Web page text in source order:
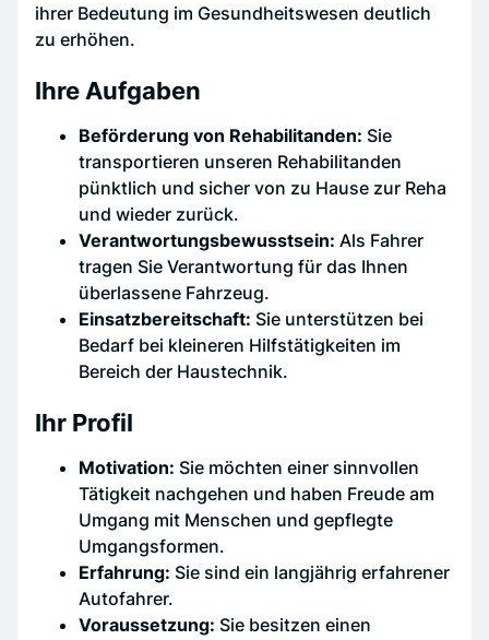
ihrer Bedeutung im Gesundheitswesen deutlich
zu erhöhen.
Ihre Aufgaben
Beförderung von Rehabilitanden: Sie
transportieren unseren Rehabilitanden
pünktlich und sicher von zu Hause zur Reha
und wieder zurück.
Verantwortungsbewusstsein: Als Fahrer
tragen Sie Verantwortung für das Ihnen
überlassene Fahrzeug.
Einsatzbereitschaft: Sie unterstützen bei
Bedarf bei kleineren Hilfstätigkeiten im
Bereich der Haustechnik.
Ihr Profil
Motivation: Sie möchten einer sinnvollen
Tätigkeit nachgehen und haben Freude am
Umgang mit Menschen und gepflegte
Umgangsformen.
Erfahrung: Sie sind ein langjährig erfahrener
Autofahrer.
Voraussetzung: Sie besitzen einen